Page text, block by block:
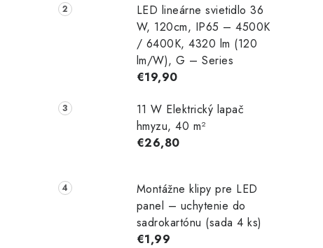
l
LED lineárne svietidlo 36
W, 120cm, IP65 – 4500K
/ 6400K, 4320 lm (120
lm/W), G – Series
€19,90
11 W Elektrický lapač
hmyzu, 40 m²
€26,80
Montážne klipy pre LED
panel – uchytenie do
sadrokartónu (sada 4 ks)
€1,99